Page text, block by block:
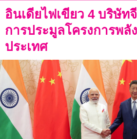
อินเดียไฟเขียว 4 บริษัท
การประมูลโครงการพลั
ประเทศ